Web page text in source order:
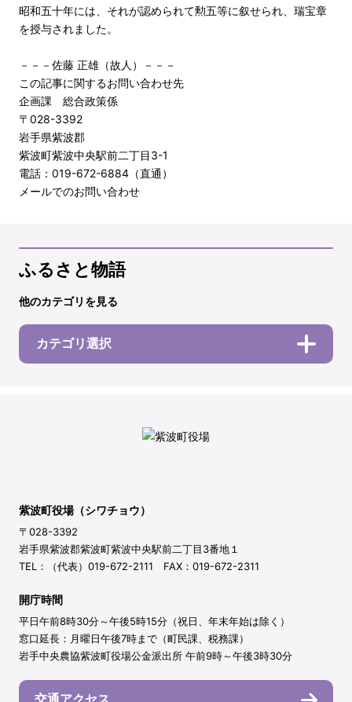
昭和五十年には、それが認められて勲五等に叙せられ、瑞宝章
を授与されました。
－－－佐藤 正雄（故人）－－－
この記事に関するお問い合わせ先
企画課 総合政策係
〒028-3392
岩手県紫波郡
紫波町紫波中央駅前二丁目3-1
電話：019-672-6884（直通）
メールでのお問い合わせ
ふるさと物語
他のカテゴリを見る
カテゴリ選択
紫波町役場（シワチョウ）
〒028-3392
岩手県紫波郡紫波町紫波中央駅前二丁目3番地１
TEL：（代表）019-672-2111 FAX：019-672-2311
開庁時間
平日午前8時30分～午後5時15分（祝日、年末年始は除く）
窓口延長：月曜日午後7時まで（町民課、税務課）
岩手中央農協紫波町役場公金派出所 午前9時～午後3時30分
交通アクセス